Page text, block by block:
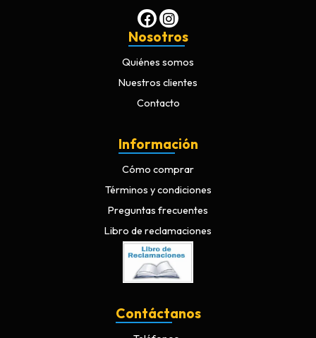
Nosotros
Quiénes somos
Nuestros clientes
Contacto
Información
Cómo comprar
Términos y condiciones
Preguntas frecuentes
Libro de reclamaciones
Contáctanos